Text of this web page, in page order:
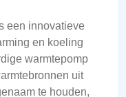
een innovatieve
en koeling
warmtepomp
uit
te houden,